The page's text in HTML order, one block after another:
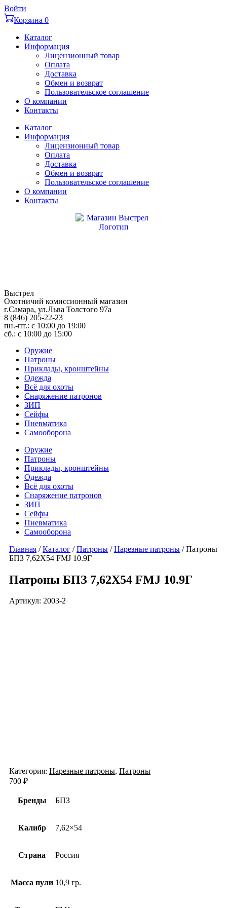
Перейти
к
содержимому
Войти
Корзина 0
Каталог
Информация
Лицензионный товар
Оплата
Доставка
Обмен и возврат
Пользовательское соглашение
О компании
Контакты
Каталог
Информация
Лицензионный товар
Оплата
Доставка
Обмен и возврат
Пользовательское соглашение
О компании
Контакты
Выстрел
Охотничий комиссионный магазин
г.Самара, ул.Льва Толстого 97а
8 (846) 205-22-23
пн.-пт.: с 10:00 до 19:00
сб.: с 10:00 до 15:00
Оружие
Патроны
Приклады, кронштейны
Одежда
Всё для охоты
Снаряжение патронов
ЗИП
Сейфы
Пневматика
Самооборона
Оружие
Патроны
Приклады, кронштейны
Одежда
Всё для охоты
Снаряжение патронов
ЗИП
Сейфы
Пневматика
Самооборона
Главная /Каталог /Патроны /Нарезные патроны / Патроны
БПЗ 7,62Х54 FMJ 10.9Г
Патроны БПЗ 7,62Х54 FMJ 10.9Г
Артикул: 2003-2
Категория: Нарезные патроны, Патроны
700 ₽
Бренды БПЗ
Калибр 7,62×54
Страна Россия
Масса пули 10,9 гр.